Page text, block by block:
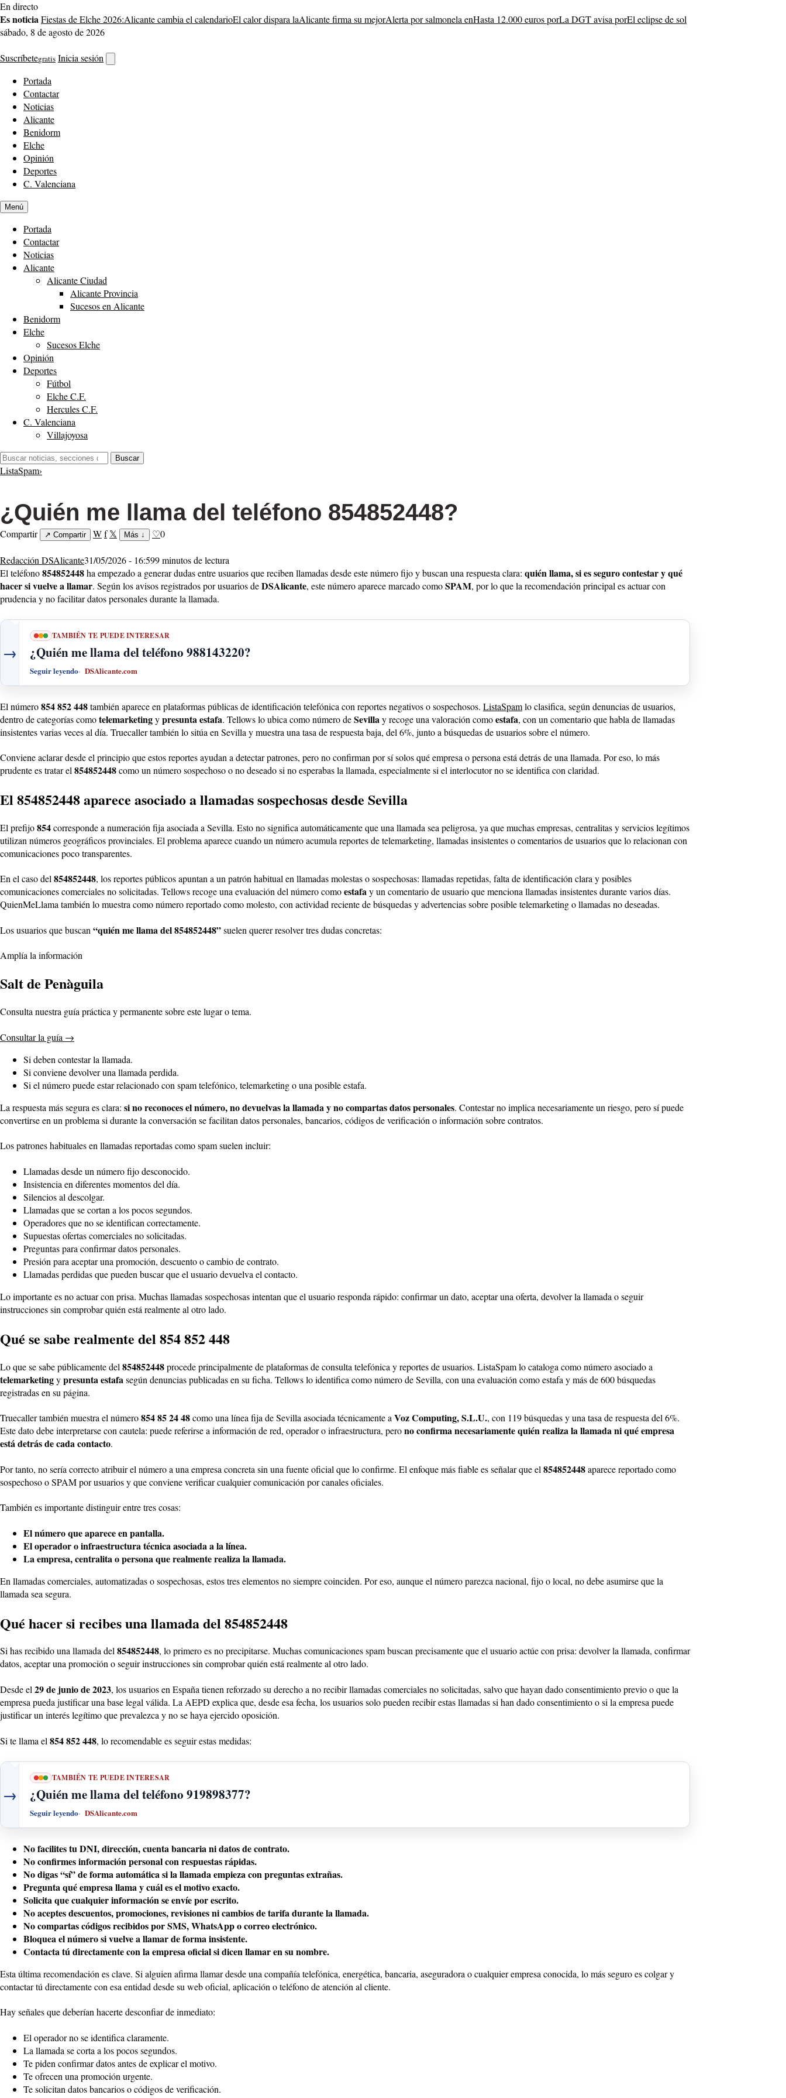
Saltar
al
contenido
En directo
Es noticiaFiestas de Elche 2026:Alicante cambia el calendarioEl calor dispara laAlicante firma su mejorAlerta por salmonela enHasta 12.000 euros porLa DGT avisa porEl eclipse de sol
sábado, 8 de agosto de 2026
Suscríbetegratis Inicia sesión
buscador
Portada
Contactar
Noticias
Alicante
Benidorm
Elche
Opinión
Deportes
C. Valenciana
Menú
Portada
Contactar
Noticias
Alicante
Alicante Ciudad
Alicante Provincia
Sucesos en Alicante
Benidorm
Elche
Sucesos Elche
Opinión
Deportes
Fútbol
Elche C.F.
Hercules C.F.
C. Valenciana
Villajoyosa
Buscar:
Buscar
ListaSpam›
¿Quién me llama del teléfono 854852448?
Compartir ↗ Compartir Wf 𝕏 Más ↓ ♡0
Redacción DSAlicante31/05/2026 - 16:599 minutos de lectura
El teléfono854852448ha empezado a generar dudas entre usuarios que reciben llamadas desde este número fijo y buscan una respuesta clara: quién llama, si es seguro contestar y qué
hacer si vuelve a llamar. Según los avisos registrados por usuarios deDSAlicante, este número aparece marcado comoSPAM, por lo que la recomendación principal es actuar con
prudencia y no facilitar datos personales durante la llamada.
→
TAMBIÉN TE PUEDE INTERESAR
¿Quién me llama del teléfono 988143220?
Seguir leyendo DSAlicante.com
El número854 852 448también aparece en plataformas públicas de identificación telefónica con reportes negativos o sospechosos. ListaSpamlo clasifica, según denuncias de usuarios,
dentro de categorías comotelemarketingypresunta estafa. Tellows lo ubica como número deSevilla y recoge una valoración comoestafa, con un comentario que habla de llamadas
insistentes varias veces al día. Truecaller también lo sitúa en Sevilla y muestra una tasa de respuesta baja, del 6%, junto a búsquedas de usuarios sobre el número.
Conviene aclarar desde el principio que estos reportes ayudan a detectar patrones, pero no confirman por sí solos qué empresa o persona está detrás de una llamada. Por eso, lo más
prudente es tratar el 854852448como un número sospechoso o no deseado si no esperabas la llamada, especialmente si el interlocutor no se identifica con claridad.
El 854852448 aparece asociado a llamadas sospechosas desde Sevilla
El prefijo854corresponde a numeración fija asociada a Sevilla. Esto no significa automáticamente que una llamada sea peligrosa, ya que muchas empresas, centralitas y servicios legítimos
utilizan números geográficos provinciales. El problema aparece cuando un número acumula reportes de telemarketing, llamadas insistentes o comentarios de usuarios que lo relacionan con
comunicaciones poco transparentes.
En el caso del854852448, los reportes públicos apuntan a un patrón habitual en llamadas molestas o sospechosas: llamadas repetidas, falta de identificación clara y posibles
comunicaciones comerciales no solicitadas. Tellows recoge una evaluación del número comoestafay un comentario de usuario que menciona llamadas insistentes durante varios días.
QuienMeLlama también lo muestra como número reportado como molesto, con actividad reciente de búsquedas y advertencias sobre posible telemarketing o llamadas no deseadas.
Los usuarios que buscan “quién me llama del 854852448”suelen querer resolver tres dudas concretas:
Amplía la información
Salt de Penàguila
Consulta nuestra guía práctica y permanente sobre este lugar o tema.
Consultar la guía →
Si deben contestar la llamada.
Si conviene devolver una llamada perdida.
Si el número puede estar relacionado con spam telefónico, telemarketing o una posible estafa.
La respuesta más segura es clara: si no reconoces el número, no devuelvas la llamada y no compartas datos personales. Contestar no implica necesariamente un riesgo, pero sí puede
convertirse en un problema si durante la conversación se facilitan datos personales, bancarios, códigos de verificación o información sobre contratos.
Los patrones habituales en llamadas reportadas como spam suelen incluir:
Llamadas desde un número fijo desconocido.
Insistencia en diferentes momentos del día.
Silencios al descolgar.
Llamadas que se cortan a los pocos segundos.
Operadores que no se identifican correctamente.
Supuestas ofertas comerciales no solicitadas.
Preguntas para confirmar datos personales.
Presión para aceptar una promoción, descuento o cambio de contrato.
Llamadas perdidas que pueden buscar que el usuario devuelva el contacto.
Lo importante es no actuar con prisa. Muchas llamadas sospechosas intentan que el usuario responda rápido: confirmar un dato, aceptar una oferta, devolver la llamada o seguir
instrucciones sin comprobar quién está realmente al otro lado.
Qué se sabe realmente del 854 852 448
Lo que se sabe públicamente del 854852448procede principalmente de plataformas de consulta telefónica y reportes de usuarios. ListaSpam lo cataloga como número asociado a
telemarketingypresunta estafa según denuncias publicadas en su ficha. Tellows lo identifica como número de Sevilla, con una evaluación como estafa y más de 600 búsquedas
registradas en su página.
Truecaller también muestra el número854 85 24 48como una línea fija de Sevilla asociada técnicamente a Voz Computing, S.L.U., con 119 búsquedas y una tasa de respuesta del 6%.
Este dato debe interpretarse con cautela: puede referirse a información de red, operador o infraestructura, perono confirma necesariamente quién realiza la llamada ni qué empresa
está detrás de cada contacto.
Por tanto, no sería correcto atribuir el número a una empresa concreta sin una fuente oficial que lo confirme. El enfoque más fiable es señalar que el 854852448aparece reportado como
sospechoso o SPAM por usuarios y que conviene verificar cualquier comunicación por canales oficiales.
También es importante distinguir entre tres cosas:
El número que aparece en pantalla.
El operador o infraestructura técnica asociada a la línea.
La empresa, centralita o persona que realmente realiza la llamada.
En llamadas comerciales, automatizadas o sospechosas, estos tres elementos no siempre coinciden. Por eso, aunque el número parezca nacional, fijo o local, no debe asumirse que la
llamada sea segura.
Qué hacer si recibes una llamada del 854852448
Si has recibido una llamada del854852448, lo primero es no precipitarse. Muchas comunicaciones spam buscan precisamente que el usuario actúe con prisa: devolver la llamada, confirmar
datos, aceptar una promoción o seguir instrucciones sin comprobar quién está realmente al otro lado.
Desde el 29 de junio de 2023, los usuarios en España tienen reforzado su derecho a no recibir llamadas comerciales no solicitadas, salvo que hayan dado consentimiento previo o que la
empresa pueda justificar una base legal válida. La AEPD explica que, desde esa fecha, los usuarios solo pueden recibir estas llamadas si han dado consentimiento o si la empresa puede
justificar un interés legítimo que prevalezca y no se haya ejercido oposición.
Si te llama el 854 852 448, lo recomendable es seguir estas medidas:
→
TAMBIÉN TE PUEDE INTERESAR
¿Quién me llama del teléfono 919898377?
Seguir leyendo DSAlicante.com
No facilites tu DNI, dirección, cuenta bancaria ni datos de contrato.
No confirmes información personal con respuestas rápidas.
No digas “sí” de forma automática si la llamada empieza con preguntas extrañas.
Pregunta qué empresa llama y cuál es el motivo exacto.
Solicita que cualquier información se envíe por escrito.
No aceptes descuentos, promociones, revisiones ni cambios de tarifa durante la llamada.
No compartas códigos recibidos por SMS, WhatsApp o correo electrónico.
Bloquea el número si vuelve a llamar de forma insistente.
Contacta tú directamente con la empresa oficial si dicen llamar en su nombre.
Esta última recomendación es clave. Si alguien afirma llamar desde una compañía telefónica, energética, bancaria, aseguradora o cualquier empresa conocida, lo más seguro es colgar y
contactar tú directamente con esa entidad desde su web oficial, aplicación o teléfono de atención al cliente.
Hay señales que deberían hacerte desconfiar de inmediato:
El operador no se identifica claramente.
La llamada se corta a los pocos segundos.
Te piden confirmar datos antes de explicar el motivo.
Te ofrecen una promoción urgente.
Te solicitan datos bancarios o códigos de verificación.